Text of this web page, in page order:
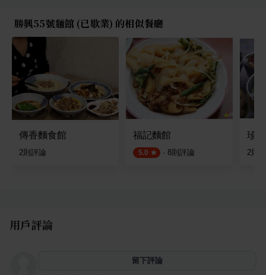
勝興55號麵館 (已歇業) 的相似餐廳
傳香麵食館
2則評論
福記麵館
5.0 · 8則評論
珍
2則
用戶評論
留下評論